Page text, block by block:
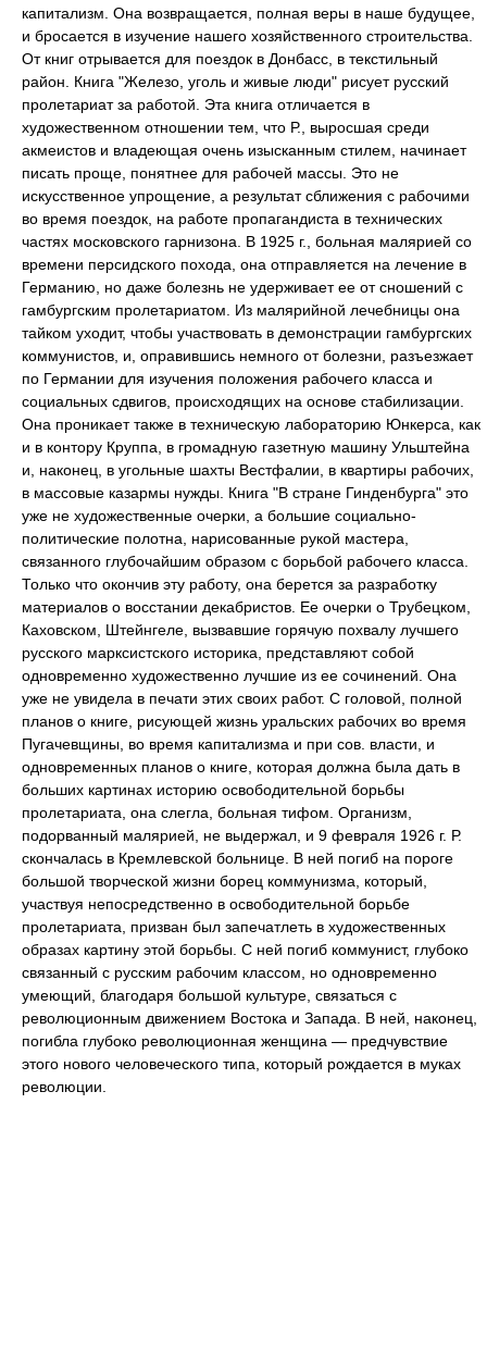
капитализм. Она возвращается, полная веры в наше будущее,
и бросается в изучение нашего хозяйственного строительства.
От книг отрывается для поездок в Донбасс, в текстильный
район. Книга "Железо, уголь и живые люди" рисует русский
пролетариат за работой. Эта книга отличается в
художественном отношении тем, что Р., выросшая среди
акмеистов и владеющая очень изысканным стилем, начинает
писать проще, понятнее для рабочей массы. Это не
искусственное упрощение, а результат сближения с рабочими
во время поездок, на работе пропагандиста в технических
частях московского гарнизона. В 1925 г., больная малярией со
времени персидского похода, она отправляется на лечение в
Германию, но даже болезнь не удерживает ее от сношений с
гамбургским пролетариатом. Из малярийной лечебницы она
тайком уходит, чтобы участвовать в демонстрации гамбургских
коммунистов, и, оправившись немного от болезни, разъезжает
по Германии для изучения положения рабочего класса и
социальных сдвигов, происходящих на основе стабилизации.
Она проникает также в техническую лабораторию Юнкерса, как
и в контору Круппа, в громадную газетную машину Ульштейна
и, наконец, в угольные шахты Вестфалии, в квартиры рабочих,
в массовые казармы нужды. Книга "В стране Гинденбурга" это
уже не художественные очерки, а большие социально-
политические полотна, нарисованные рукой мастера,
связанного глубочайшим образом с борьбой рабочего класса.
Только что окончив эту работу, она берется за разработку
материалов о восстании декабристов. Ее очерки о Трубецком,
Каховском, Штейнгеле, вызвавшие горячую похвалу лучшего
русского марксистского историка, представляют собой
одновременно художественно лучшие из ее сочинений. Она
уже не увидела в печати этих своих работ. С головой, полной
планов о книге, рисующей жизнь уральских рабочих во время
Пугачевщины, во время капитализма и при сов. власти, и
одновременных планов о книге, которая должна была дать в
больших картинах историю освободительной борьбы
пролетариата, она слегла, больная тифом. Организм,
подорванный малярией, не выдержал, и 9 февраля 1926 г. Р.
скончалась в Кремлевской больнице. В ней погиб на пороге
большой творческой жизни борец коммунизма, который,
участвуя непосредственно в освободительной борьбе
пролетариата, призван был запечатлеть в художественных
образах картину этой борьбы. С ней погиб коммунист, глубоко
связанный с русским рабочим классом, но одновременно
умеющий, благодаря большой культуре, связаться с
революционным движением Востока и Запада. В ней, наконец,
погибла глубоко революционная женщина — предчувствие
этого нового человеческого типа, который рождается в муках
революции.